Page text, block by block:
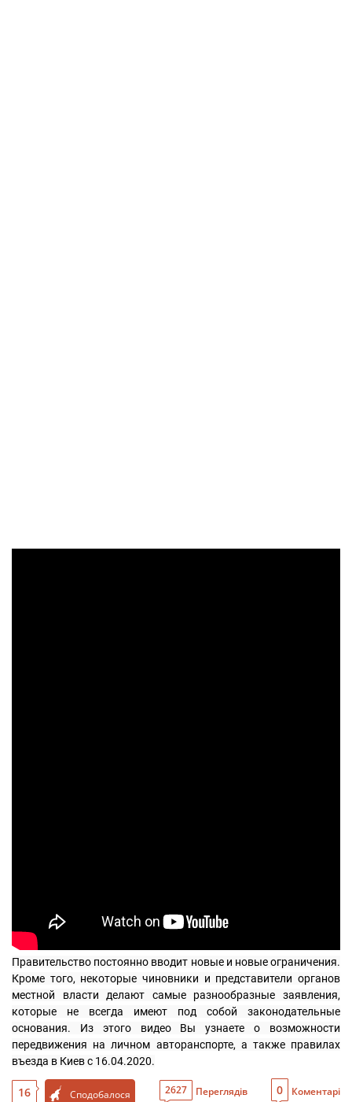
Правительство постоянно вводит новые и новые ограничения.
Кроме того, некоторые чиновники и представители органов
местной власти делают самые разнообразные заявления,
которые не всегда имеют под собой законодательные
основания. Из этого видео Вы узнаете о возможности
передвижения на личном авторанспорте, а также правилах
въезда в Киев с 16.04.2020.
16 Сподобалося 2627 Переглядів 0 Коментарі